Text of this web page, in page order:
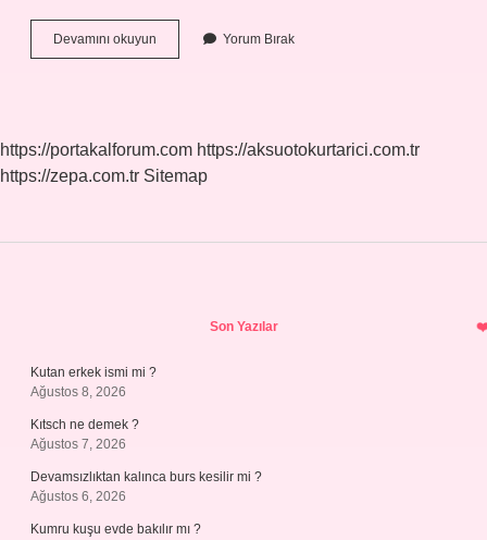
Devamını okuyun
Oyununu
Yorum Bırak
https://portakalforum.com https://aksuotokurtarici.com.tr
https://zepa.com.tr Sitemap
Son Yazılar
Kutan erkek ismi mi ?
Ağustos 8, 2026
Kıtsch ne demek ?
Ağustos 7, 2026
Devamsızlıktan kalınca burs kesilir mi ?
Ağustos 6, 2026
Kumru kuşu evde bakılır mı ?